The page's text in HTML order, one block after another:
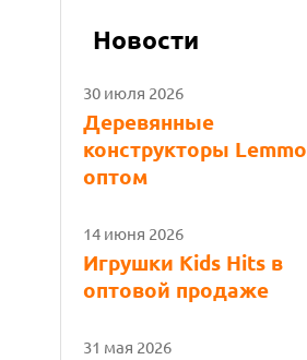
Новости
30 июля 2026
Деревянные
конструкторы Lemmo
оптом
14 июня 2026
Игрушки Kids Hits в
оптовой продаже
31 мая 2026